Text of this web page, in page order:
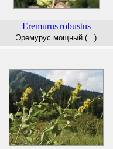
Eremurus robustus
Эремурус мощный (...)